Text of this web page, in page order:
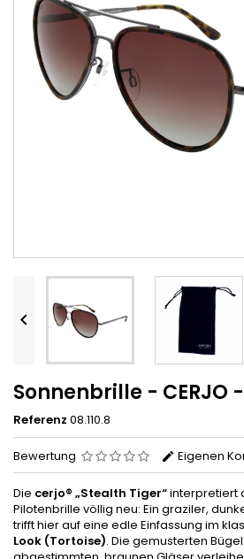

Sonnenbrille - CERJO
Referenz 08.110.8
Bewertung Eigenen
Die cerjo® „Stealth Tiger“interpretiert
Pilotenbrille völlig neu: Ein graziler,
trifft hier auf eine edle Einfassung im
Look (Tortoise). Die gemusterten